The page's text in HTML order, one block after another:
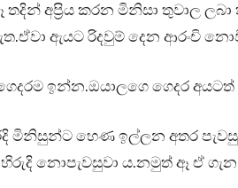
අප්‍රිය කරන මිනිසා තුවාල
ඇයට රිදවුම් දෙන ආරංචි
ඉන්න.ඔයාලගෙ ගෙදර
මිනිසුන්ට හෙණ ඉල්ලන අතර
නොපැවසුවා ය.නමුත් ඈ ඒ